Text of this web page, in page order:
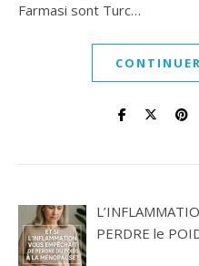
Farmasi sont Turc…
PERDRE le